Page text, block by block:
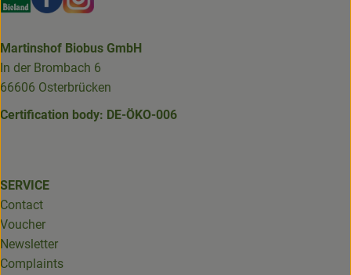
Martinshof Biobus GmbH
In der Brombach 6
66606 Osterbrücken
Certification body: DE-ÖKO-006
SERVICE
Contact
Voucher
Newsletter
Complaints